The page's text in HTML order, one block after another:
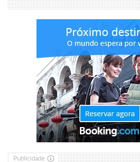
Publicidade